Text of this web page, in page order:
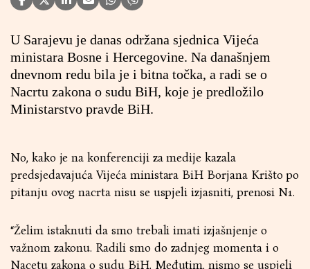
U Sarajevu je danas održana sjednica Vijeća
ministara Bosne i Hercegovine. Na današnjem
dnevnom redu bila je i bitna točka, a radi se o
Nacrtu zakona o sudu BiH, koje je predložilo
Ministarstvo pravde BiH.
No, kako je na konferenciji za medije kazala
predsjedavajuća Vijeća ministara BiH Borjana Krišto po
pitanju ovog nacrta nisu se uspjeli izjasniti, prenosi N1.
“Želim istaknuti da smo trebali imati izjašnjenje o
važnom zakonu. Radili smo do zadnjeg momenta i o
Nacetu zakona o sudu BiH. Međutim, nismo se uspjeli